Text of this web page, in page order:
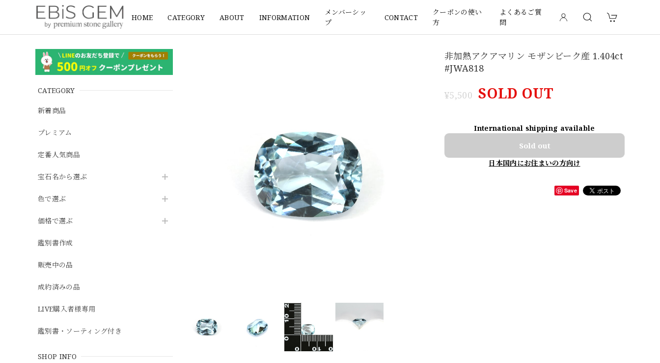
HOME CATEGORY ABOUT INFORMATION
メンバーシッ
プ
CONTACT
クーポンの使い
方
よくあるご質
問
CATEGORY
新着商品
プレミアム
定番人気商品
宝石名から選ぶ
色で選ぶ
価格で選ぶ
鑑別書作成
販売中の品
成約済みの品
LIVE購入者様専用
鑑別書・ソーティング付き
SHOP INFO
非加熱アクアマリン モザンビーク産 1.404ct
#JWA818
¥5,500 SOLD OUT
International shipping available
Sold out
日本国内にお住まいの方向け
Save